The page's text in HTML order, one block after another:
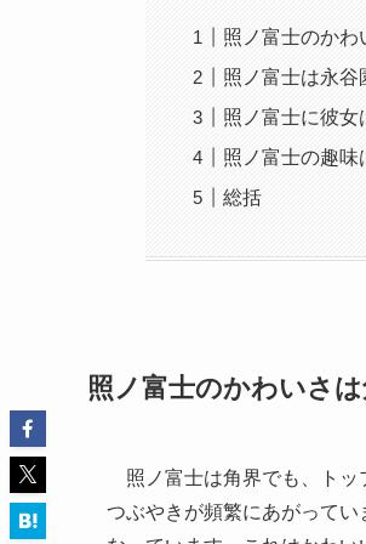
照ノ富士のかわ
照ノ富士は永谷
照ノ富士に彼女
照ノ富士の趣味
総括
照ノ富士のかわいさは
照ノ富士は角界でも、トッ
つぶやきが頻繁にあがって